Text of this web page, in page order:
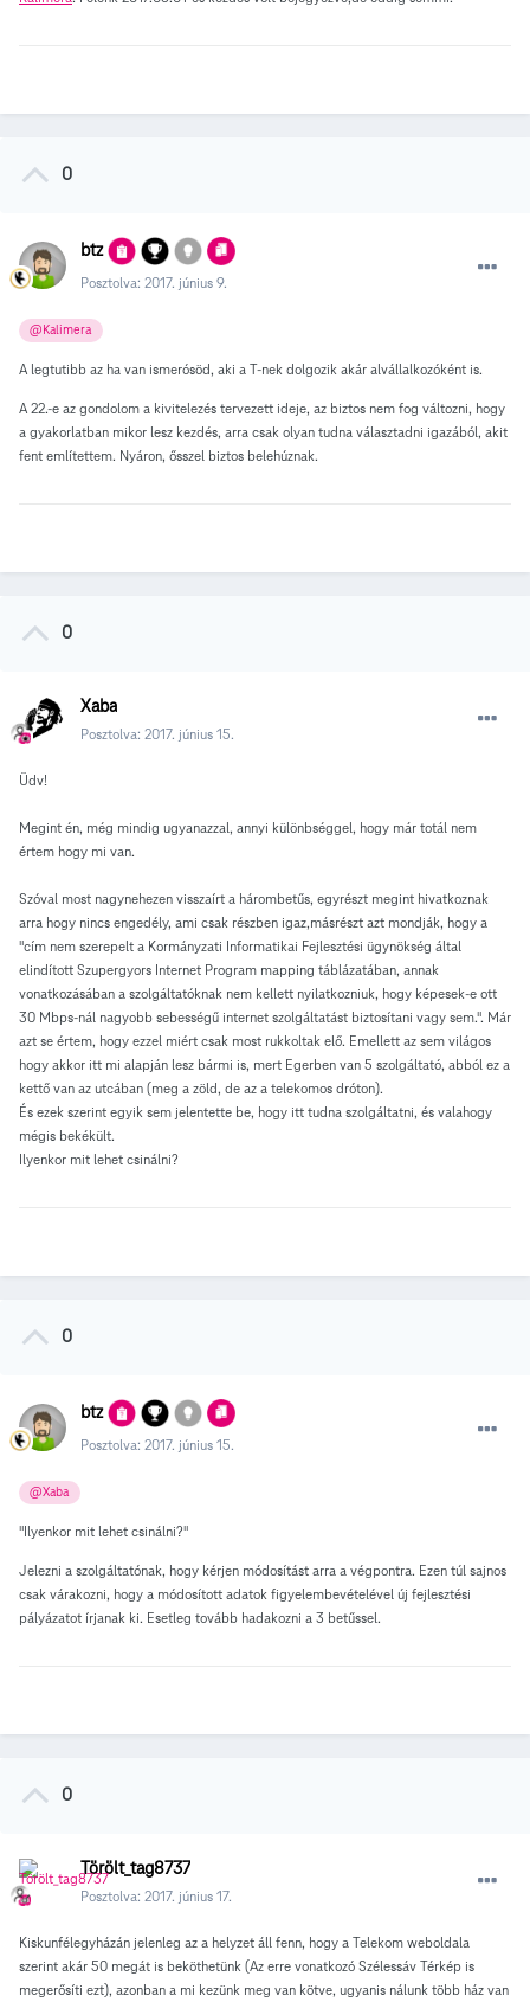
0
btz
Posztolva: 2017. június 9.
@Kalimera
A legtutibb az ha van ismerósöd, aki a T-nek dolgozik akár alvállalkozóként is.
A 22.-e az gondolom a kivitelezés tervezett ideje, az biztos nem fog változni, hogy
a gyakorlatban mikor lesz kezdés, arra csak olyan tudna választadni igazából, akit
fent említettem. Nyáron, ősszel biztos belehúznak.
0
Xaba
Posztolva: 2017. június 15.
Üdv!
Megint én, még mindig ugyanazzal, annyi különbséggel, hogy már totál nem
értem hogy mi van.
Szóval most nagynehezen visszaírt a hárombetűs, egyrészt megint hivatkoznak
arra hogy nincs engedély, ami csak részben igaz,másrészt azt mondják, hogy a
"cím nem szerepelt a Kormányzati Informatikai Fejlesztési ügynökség által
elindított Szupergyors Internet Program mapping táblázatában, annak
vonatkozásában a szolgáltatóknak nem kellett nyilatkozniuk, hogy képesek-e ott
30 Mbps-nál nagyobb sebességű internet szolgáltatást biztosítani vagy sem.". Már
azt se értem, hogy ezzel miért csak most rukkoltak elő. Emellett az sem világos
hogy akkor itt mi alapján lesz bármi is, mert Egerben van 5 szolgáltató, abból ez a
kettő van az utcában (meg a zöld, de az a telekomos dróton).
És ezek szerint egyik sem jelentette be, hogy itt tudna szolgáltatni, és valahogy
mégis bekékült.
Ilyenkor mit lehet csinálni?
0
btz
Posztolva: 2017. június 15.
@Xaba
"Ilyenkor mit lehet csinálni?"
Jelezni a szolgáltatónak, hogy kérjen módosítást arra a végpontra. Ezen túl sajnos
csak várakozni, hogy a módosított adatok figyelembevételével új fejlesztési
pályázatot írjanak ki. Esetleg tovább hadakozni a 3 betűssel.
0
Törölt_tag8737
Posztolva: 2017. június 17.
Kiskunfélegyházán jelenleg az a helyzet áll fenn, hogy a Telekom weboldala
szerint akár 50 megát is beköthetünk (Az erre vonatkozó Szélessáv Térkép is
megerősíti ezt), azonban a mi kezünk meg van kötve, ugyanis nálunk több ház van